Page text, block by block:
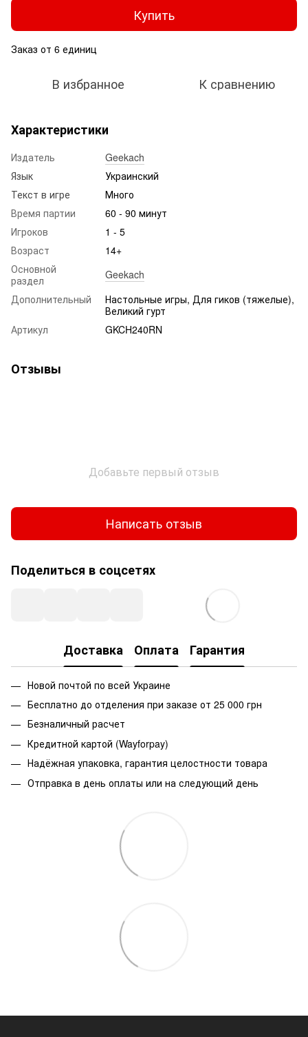
Купить
Заказ от 6 единиц
В избранное К сравнению
Характеристики
Издатель
Geekach
Язык
Украинский
Текст в игре
Много
Время партии
60 - 90 минут
Игроков
1 - 5
Возраст
14+
Основной
раздел
Geekach
Дополнительный
Настольные игры, Для гиков (тяжелые),
Великий гурт
Артикул
GKCH240RN
Отзывы
Добавьте первый отзыв
Написать отзыв
Поделиться в соцсетях
Доставка Оплата Гарантия
Новой почтой по всей Украине
Бесплатно до отделения при заказе от 25 000 грн
Безналичный расчет
Кредитной картой (Wayforpay)
Надёжная упаковка, гарантия целостности товара
Отправка в день оплаты или на следующий день